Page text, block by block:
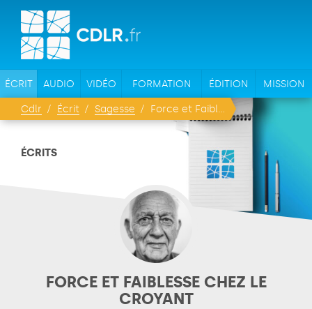
ÉCRIT AUDIO VIDÉO FORMATION ÉDITION MISSION
Cdlr Écrit Sagesse Force et Faiblesse chez le croyant
ÉCRITS
FORCE ET FAIBLESSE CHEZ LE
CROYANT